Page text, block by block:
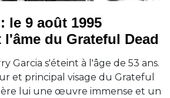
le 9 août 1995
du Grateful Dead
Garcia s'éteint à l'âge de 53 ans.
et principal visage du Grateful
lui une œuvre immense et un